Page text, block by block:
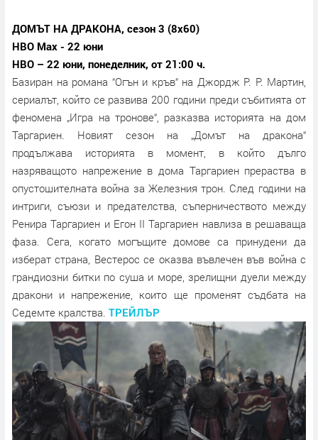
ДОМЪТ НА ДРАКОНА, сезон 3 (8х60)
HBO Max - 22 юни
HBO – 22 юни, понеделник, от 21:00 ч.
Базиран на романа “Огън и кръв“ на Джордж Р. Р. Мартин,
сериалът, който се развива 200 години преди събитията от
феномена „Игра на тронове“, разказва историята на дом
Таргариен. Новият сезон на „Домът на дракона“
продължава историята в момент, в който дълго
назряващото напрежение в дома Таргариен прераства в
опустошителната война за Железния трон. След години на
интриги, съюзи и предателства, съперничеството между
Ренира Таргариен и Егон II Таргариен навлиза в решаваща
фаза. Сега, когато могъщите домове са принудени да
изберат страна, Вестерос се оказва въвлечен във война с
грандиозни битки по суша и море, зрелищни дуели между
дракони и напрежение, които ще променят съдбата на
Седемте кралства. ТРЕЙЛЪР